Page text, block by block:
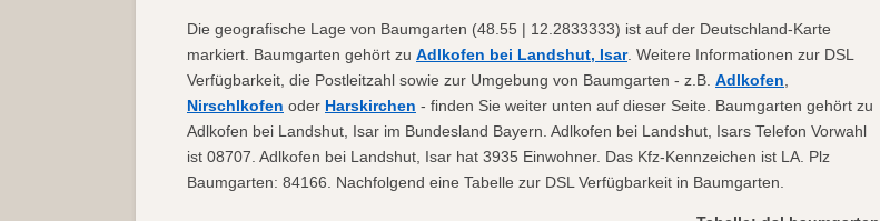
Die geografische Lage von Baumgarten (48.55 | 12.2833333) ist auf der Deutschland-Karte
markiert. Baumgarten gehört zu Adlkofen bei Landshut, Isar. Weitere Informationen zur DSL
Verfügbarkeit, die Postleitzahl sowie zur Umgebung von Baumgarten - z.B. Adlkofen
Nirschlkofen oder Harskirchen - finden Sie weiter unten auf dieser Seite. Baumgarten gehört zu
Adlkofen bei Landshut, Isar im Bundesland Bayern. Adlkofen bei Landshut, Isars Telefon Vorwahl
ist 08707. Adlkofen bei Landshut, Isar hat 3935 Einwohner. Das Kfz-Kennzeichen ist LA. Plz
Baumgarten: 84166. Nachfolgend eine Tabelle zur DSL Verfügbarkeit in Baumgarten.